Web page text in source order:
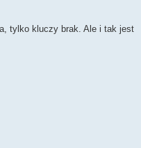
tylko kluczy brak. Ale i tak jest